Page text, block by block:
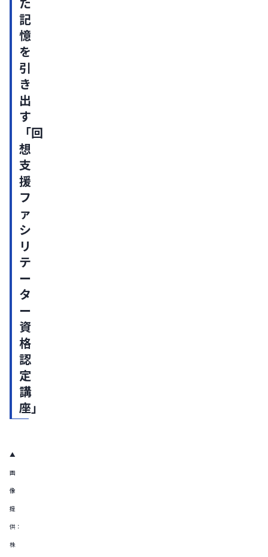
記
憶
を
引
き
出
す
「回
想
支
援
フ
ァ
シ
リ
テ
ー
タ
ー
資
格
認
定
講
座」
▲
画
像
提
供：
株